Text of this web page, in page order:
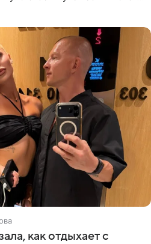
как отдыхает с